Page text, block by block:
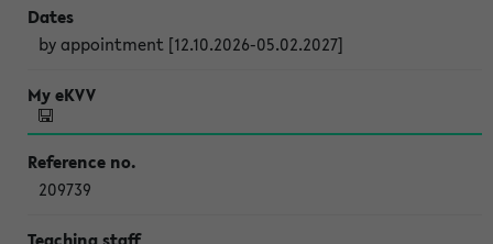
by appointment [12.10.2026-05.02.2027]
209739